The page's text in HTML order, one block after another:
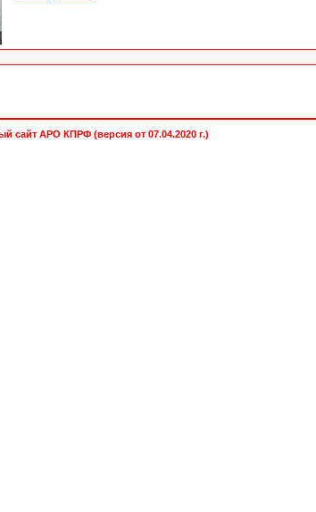
сайт АРО КПРФ (версия от 07.04.2020 г.)